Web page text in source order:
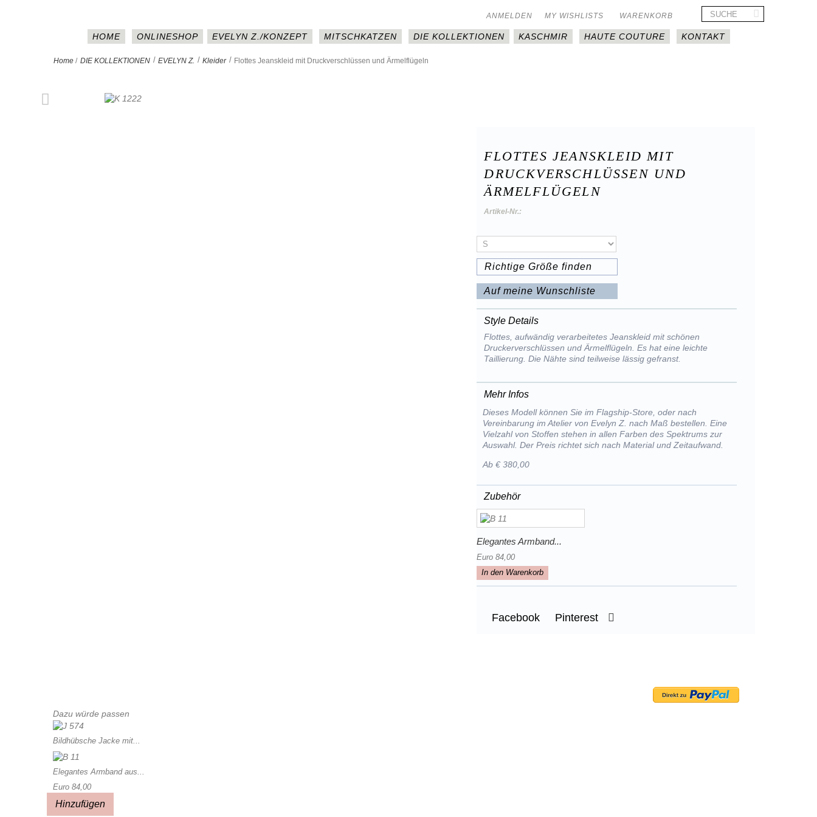
WARENKORB
MY WISHLISTS
ANMELDEN
HOME ONLINESHOP EVELYN Z./KONZEPT MITSCHKATZEN DIE KOLLEKTIONEN KASCHMIR HAUTE COUTURE KONTAKT
Home / DIE KOLLEKTIONEN > EVELYN Z. > Kleider > Flottes Jeanskleid mit Druckverschlüssen und Ärmelflügeln
FLOTTES JEANSKLEID MIT
DRUCKVERSCHLÜSSEN UND
ÄRMELFLÜGELN
Artikel-Nr.:
Richtige Größe finden
Auf meine Wunschliste
Style Details
Flottes, aufwändig verarbeitetes Jeanskleid mit schönen
Druckerverschlüssen und Ärmelflügeln. Es hat eine leichte
Taillierung. Die Nähte sind teilweise lässig gefranst.
Mehr Infos
Dieses Modell können Sie im Flagship-Store, oder nach
Vereinbarung im Atelier von Evelyn Z. nach Maß bestellen. Eine
Vielzahl von Stoffen stehen in allen Farben des Spektrums zur
Auswahl. Der Preis richtet sich nach Material und Zeitaufwand.
Ab € 380,00
Zubehör
Elegantes Armband...
Euro 84,00
In den Warenkorb
Facebook Pinterest
Dazu würde passen
Bildhübsche Jacke mit...
Elegantes Armband aus...
Euro 84,00
Hinzufügen